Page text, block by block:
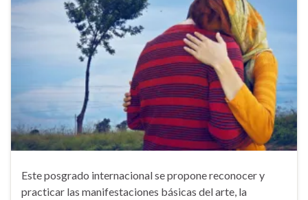
Este posgrado internacional se propone reconocer y
practicar las manifestaciones básicas del arte, la